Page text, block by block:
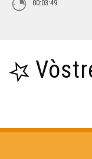
00:03:49